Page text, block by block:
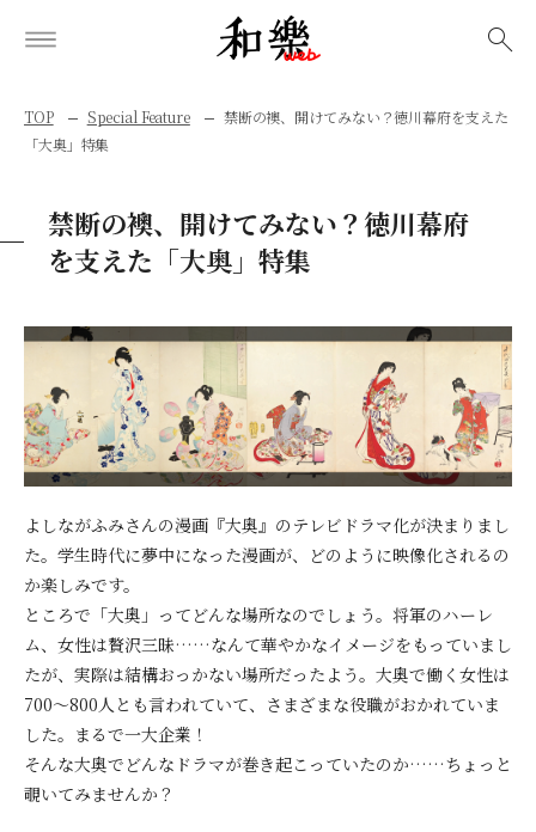
TOP Special Feature
禁断の襖、開けてみない？徳川幕府を支えた
「大奥」特集
禁断の襖、開けてみない？徳川幕府
を支えた「大奥」特集
よしながふみさんの漫画『大奥』のテレビドラマ化が決まりまし
た。学生時代に夢中になった漫画が、どのように映像化されるの
か楽しみです。
ところで「大奥」ってどんな場所なのでしょう。将軍のハーレ
ム、女性は贅沢三昧……なんて華やかなイメージをもっていまし
たが、実際は結構おっかない場所だったよう。大奥で働く女性は
700～800人とも言われていて、さまざまな役職がおかれていま
した。まるで一大企業！
そんな大奥でどんなドラマが巻き起こっていたのか……ちょっと
覗いてみませんか？